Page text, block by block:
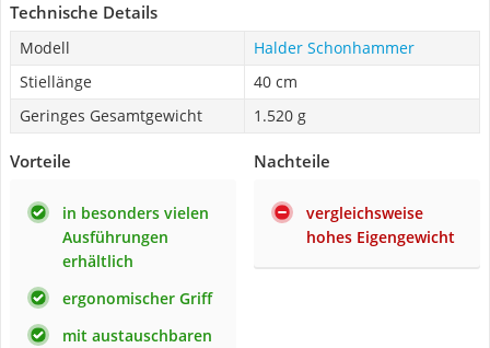
Technische Details
Modell
Halder Schonhammer
Stiellänge
40 cm
Geringes Gesamtgewicht
1.520 g
Vorteile
in besonders vielen
Ausführungen
erhältlich
ergonomischer Griff
mit austauschbaren
Nachteile
vergleichsweise
hohes Eigengewicht